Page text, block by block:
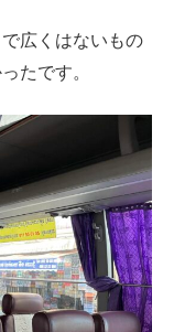
広くはないもの
たです。